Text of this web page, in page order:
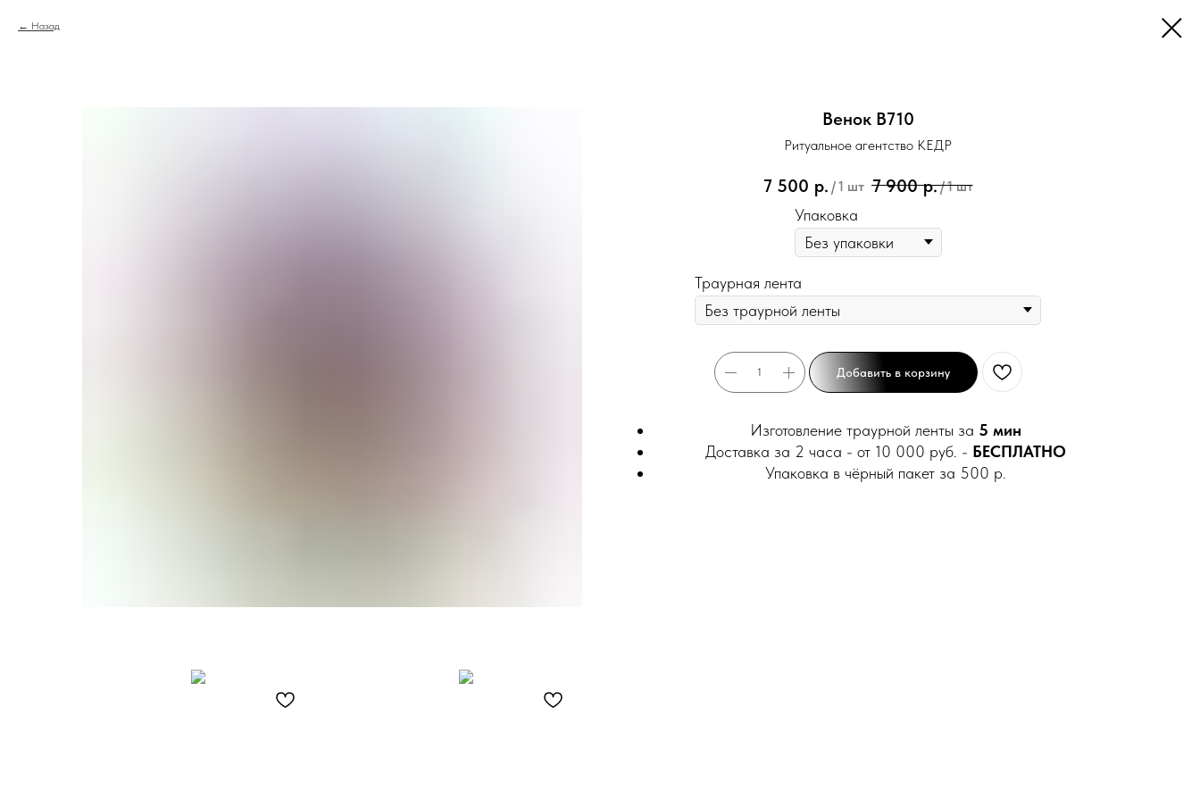
Назад
Венок В710
Ритуальное агентство КЕДР
7 500 р. /1 шт 7 900 р./1 шт
Упаковка
Траурная лента
Добавить в корзину
Изготовление траурной ленты за 5 мин
Доставка за 2 часа - от 10 000 руб. - БЕСПЛАТНО
Упаковка в чёрный пакет за 500 р.